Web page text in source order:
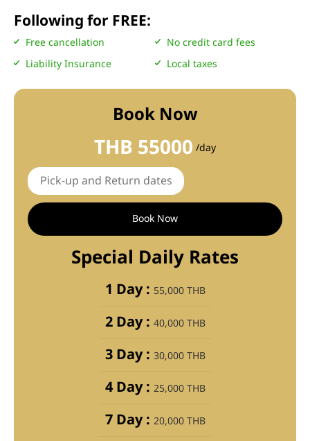
Following for FREE:
Free cancellation
No credit card fees
Liability Insurance
Local taxes
Book Now
THB 55000 /day
Book Now
Special Daily Rates
1 Day : 55,000 THB
2 Day : 40,000 THB
3 Day : 30,000 THB
4 Day : 25,000 THB
7 Day : 20,000 THB